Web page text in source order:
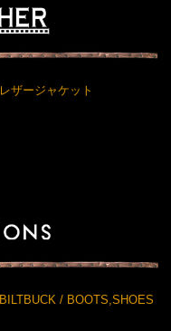
レザージャケット
BILTBUCK / BOOTS,SHOES